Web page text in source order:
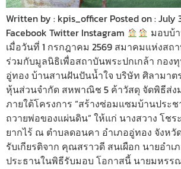
Written by : kpis_officer Posted on : July
Facebook Twitter Instagram
มอบบ้
เมื่อวันที่ 1 กรกฎาคม 2569 สมาคมแห่งสถ
ร่วมกับมูลนิธิเพื่อสถาบันพระปกเกล้า กอง
อู่ทอง บ้านสานฝันปันน้ำใจ บริษัท ศิลามาต
หุ้นส่วนจำกัด สหพาณิช 5 ค้าวัสดุ จัดพิธีส่ง
ภายใต้โครงการ “สร้างซ่อมแซมบ้านประ
ถวายพ่อของแผ่นดิน” ให้แก่ นางสวาง โชร
ยากไร้ ณ ตำบลดอนคา อำเภออู่ทอง จังห
รับเกียรติจาก คุณสราวดี สนเผือก นายอำเ
ประธานในพิธีรับมอบ โอกาสนี้ นายมหรร